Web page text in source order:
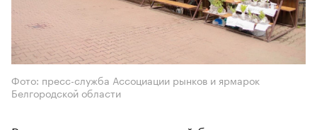
Фото: пресс-служба Ассоциации рынков и ярмарок
Белгородской области